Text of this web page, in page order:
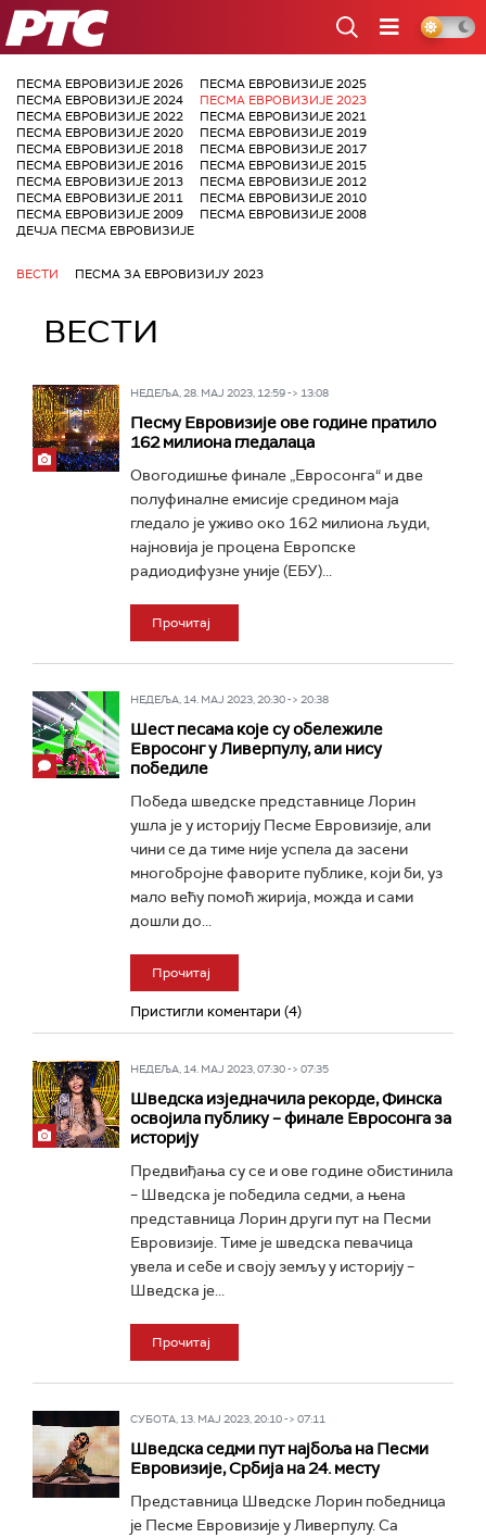
РТС
ПЕСМА ЕВРОВИЗИЈЕ 2026
ПЕСМА ЕВРОВИЗИЈЕ 2025
ПЕСМА ЕВРОВИЗИЈЕ 2024
ПЕСМА ЕВРОВИЗИЈЕ 2023
ПЕСМА ЕВРОВИЗИЈЕ 2022
ПЕСМА ЕВРОВИЗИЈЕ 2021
ПЕСМА ЕВРОВИЗИЈЕ 2020
ПЕСМА ЕВРОВИЗИЈЕ 2019
ПЕСМА ЕВРОВИЗИЈЕ 2018
ПЕСМА ЕВРОВИЗИЈЕ 2017
ПЕСМА ЕВРОВИЗИЈЕ 2016
ПЕСМА ЕВРОВИЗИЈЕ 2015
ПЕСМА ЕВРОВИЗИЈЕ 2013
ПЕСМА ЕВРОВИЗИЈЕ 2012
ПЕСМА ЕВРОВИЗИЈЕ 2011
ПЕСМА ЕВРОВИЗИЈЕ 2010
ПЕСМА ЕВРОВИЗИЈЕ 2009
ПЕСМА ЕВРОВИЗИЈЕ 2008
ДЕЧЈА ПЕСМА ЕВРОВИЗИЈЕ
ВЕСТИ ПЕСМА ЗА ЕВРОВИЗИЈУ 2023
ВЕСТИ
НЕДЕЉА, 28. МАЈ 2023, 12:59 -> 13:08
Песму Евровизије ове године пратило
162 милиона гледалаца
Овогодишње финале „Евросонга“ и две
полуфиналне емисије средином маја
гледало је уживо око 162 милиона људи,
најновија је процена Европске
радиодифузне уније (ЕБУ)...
Прочитај
НЕДЕЉА, 14. МАЈ 2023, 20:30 -> 20:38
Шест песама које су обележиле
Евросонг у Ливерпулу, али нису
победиле
Победа шведске представнице Лорин
ушла је у историју Песме Евровизије, али
чини се да тиме није успела да засени
многобројне фаворите публике, који би, уз
мало већу помоћ жирија, можда и сами
дошли до...
Прочитај
Пристигли коментари (4)
НЕДЕЉА, 14. МАЈ 2023, 07:30 -> 07:35
Шведска изједначила рекорде, Финска
освојила публику – финале Евросонга за
историју
Предвиђања су се и ове године обистинила
– Шведска је победила седми, а њена
представница Лорин други пут на Песми
Евровизије. Тиме је шведска певачица
увела и себе и своју земљу у историју –
Шведска је...
Прочитај
СУБОТА, 13. МАЈ 2023, 20:10 -> 07:11
Шведска седми пут најбоља на Песми
Евровизије, Србија на 24. месту
Представница Шведске Лорин победница
је Песме Евровизије у Ливерпулу. Са